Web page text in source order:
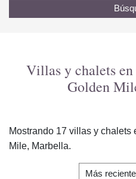
Villas y chalets
Golden
Mostrando 17 villas y chalets
Mile, Marbella.
Más